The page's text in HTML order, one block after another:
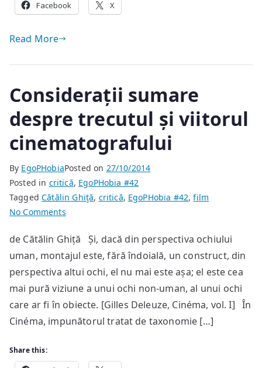
Facebook X
Read More
Considerații sumare
despre trecutul și viitorul
cinematografului
By EgoPHobiaPosted on 27/10/2014
Posted in critică, EgoPHobia #42
TaggedCătălin Ghiţă, critică, EgoPHobia #42,film
No Commentson
sumare
despre
trecutul
și
viitorul
cinematografului
de Cătălin Ghiță Și, dacă din perspectiva ochiului
uman, montajul este, fără îndoială, un construct, din
perspectiva altui ochi, el nu mai este așa; el este cea
mai pură viziune a unui ochi non-uman, al unui ochi
care ar fi în obiecte. [Gilles Deleuze, Cinéma, vol. I] În
Cinéma, impunătorul tratat de taxonomie […]
Share this: